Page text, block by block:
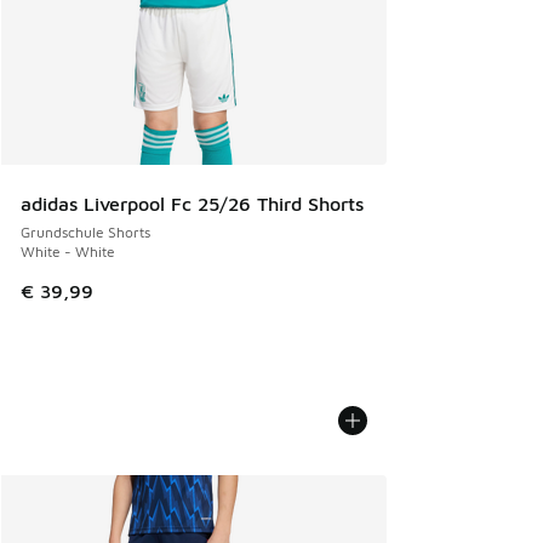
adidas Liverpool Fc 25/26 Third Shorts
Grundschule Shorts
White - White
€ 39,99